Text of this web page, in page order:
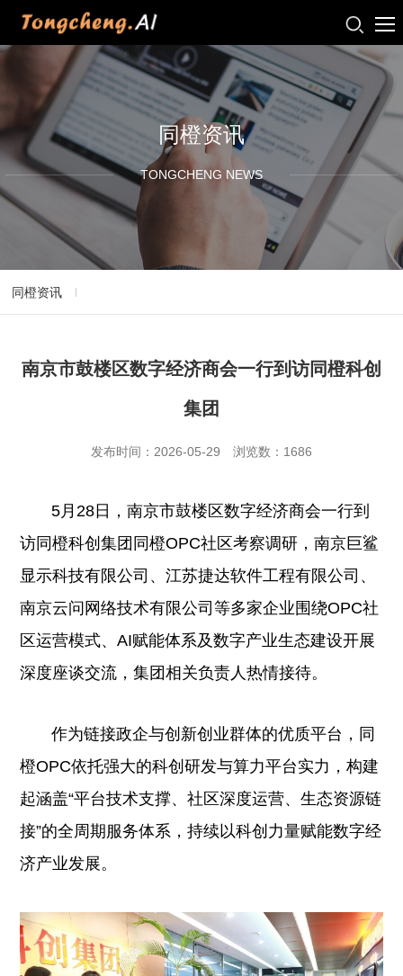
同橙资讯
TONGCHENG NEWS
同橙资讯
南京市鼓楼区数字经济商会一行到访同橙科创
集团
发布时间：2026-05-29 浏览数：1686
5月28日，南京市鼓楼区数字经济商会一行到
访同橙科创集团同橙OPC社区考察调研，南京巨鲨
显示科技有限公司、江苏捷达软件工程有限公司、
南京云问网络技术有限公司等多家企业围绕OPC社
区运营模式、AI赋能体系及数字产业生态建设开展
深度座谈交流，集团相关负责人热情接待。
作为链接政企与创新创业群体的优质平台，同
橙OPC依托强大的科创研发与算力平台实力，构建
起涵盖“平台技术支撑、社区深度运营、生态资源链
接”的全周期服务体系，持续以科创力量赋能数字经
济产业发展。